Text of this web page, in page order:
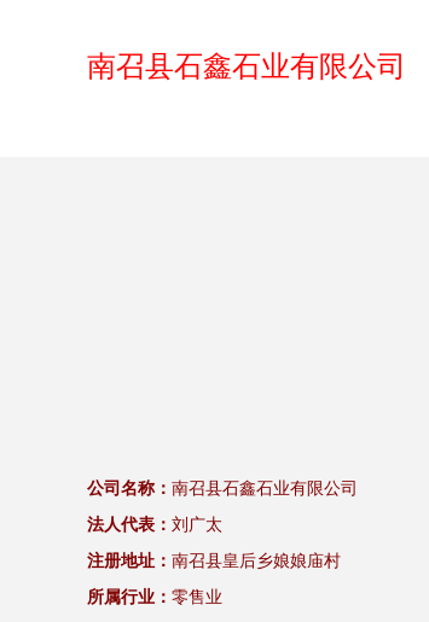
南召县石鑫石业有限公司
公司名称： 南召县石鑫石业有限公司
法人代表： 刘广太
注册地址： 南召县皇后乡娘娘庙村
所属行业： 零售业